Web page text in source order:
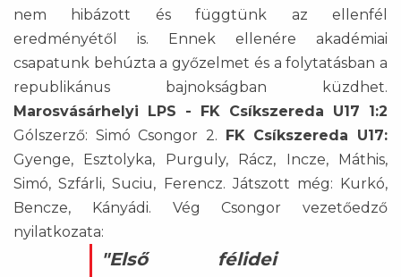
nem hibázott és függtünk az ellenfél
eredményétől is. Ennek ellenére akadémiai
csapatunk behúzta a győzelmet és a folytatásban a
republikánus bajnokságban küzdhet.
Marosvásárhelyi LPS - FK Csíkszereda U17 1:2
Gólszerző: Simó Csongor 2. FK Csíkszereda U17:
Gyenge, Esztolyka, Purguly, Rácz, Incze, Máthis,
Simó, Szfárli, Suciu, Ferencz. Játszott még: Kurkó,
Bencze, Kányádi. Vég Csongor vezetőedző
nyilatkozata:
"Első félidei